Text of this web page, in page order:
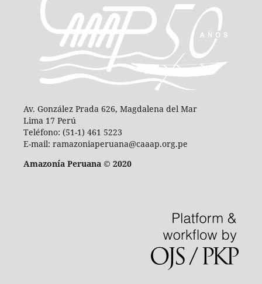
Av. González Prada 626, Magdalena del Mar
Lima 17 Perú
Teléfono: (51-1) 461 5223
E-mail: ramazoniaperuana@caaap.org.pe
Amazonía Peruana © 2020